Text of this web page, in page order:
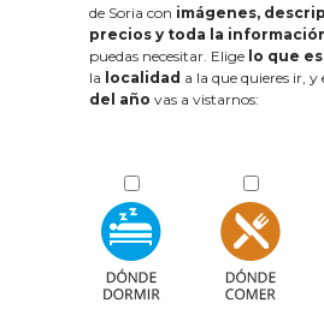
de Soria con imágenes,
precios y toda la
puedas necesitar. Elige lo que
la localidad a la que quieres ir, y
del año vas a vistarnos: